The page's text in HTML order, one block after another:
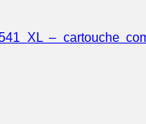
XL – cartouche